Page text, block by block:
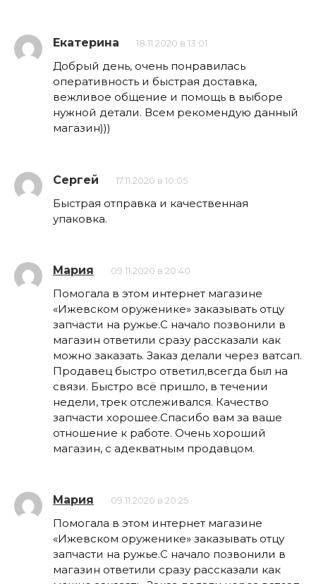
Екатерина 18.11.2020 в 13:01
Добрый день, очень понравилась
оперативность и быстрая доставка,
вежливое общение и помощь в выборе
нужной детали. Всем рекомендую данный
магазин)))
Сергей 17.11.2020 в 10:05
Быстрая отправка и качественная
упаковка.
Мария 09.11.2020 в 20:40
Помогала в этом интернет магазине
«Ижевском оруженике» заказывать отцу
запчасти на ружье.С начало позвонили в
магазин ответили сразу рассказали как
можно заказать. Заказ делали через ватсап.
Продавец быстро ответил,всегда был на
связи. Быстро всё пришло, в течении
недели, трек отслеживался. Качество
запчасти хорошее.Спасибо вам за ваше
отношение к работе. Очень хороший
магазин, с адекватным продавцом.
Мария 09.11.2020 в 20:25
Помогала в этом интернет магазине
«Ижевском оруженике» заказывать отцу
запчасти на ружье.С начало позвонили в
магазин ответили сразу рассказали как